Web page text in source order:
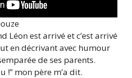
Léon est arrivé et c’est arrivé
en décrivant avec humour
de ses parents.
!” mon père m’a dit.